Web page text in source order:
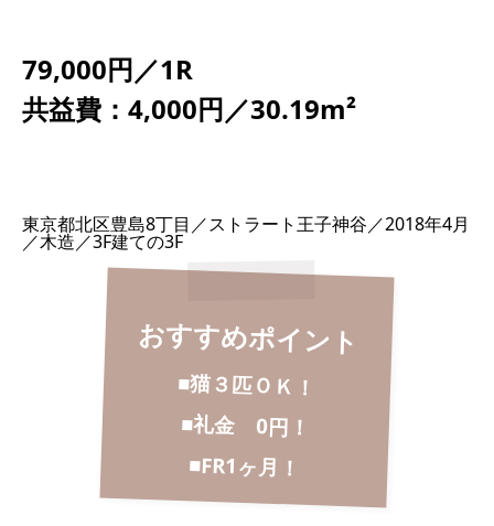
79,000円／1R
共益費：4,000円／30.19m²
東京都北区豊島8丁目／ストラート王子神谷／2018年4月
／木造／3F建ての3F
おすすめポイント
■猫３匹ＯＫ！
■礼金 0円！
■FR1ヶ月！